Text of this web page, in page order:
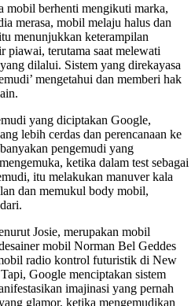
mobil berhenti mengikuti marka,
merasa, mobil melaju halus dan
menunjukkan keterampilan
piawai, terutama saat melewati
dilalui. Sistem yang direkayasa
mengetahui dan memberi hak
yang diciptakan Google,
lebih cerdas dan perencanaan ke
pengemudi yang
ketika dalam test sebagai
itu melakukan manuver kala
dan memukul body mobil,
Josie, merupakan mobil
mobil Norman Bel Geddes
radio kontrol futuristik di New
Google menciptakan sistem
imajinasi yang pernah
glamor, ketika mengemudikan